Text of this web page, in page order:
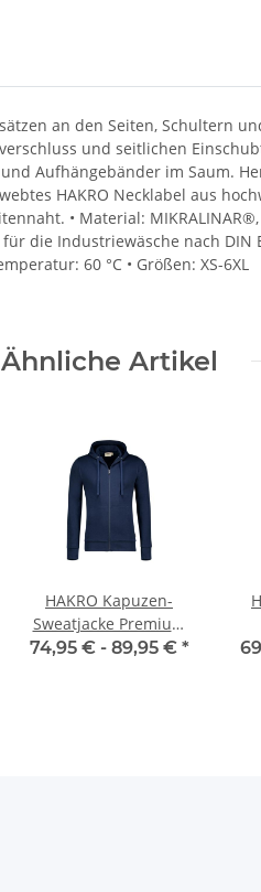
an den Seiten, Schultern
und seitlichen
Aufhängebänder im Saum.
HAKRO Necklabel aus
• Material:
die Industriewäsche nach DIN
60 °C • Größen: XS-6XL
Ähnliche Artikel
HAKRO Kapuzen-
Sweatjacke Premium
Unisex
74,95 € - 89,95 € *